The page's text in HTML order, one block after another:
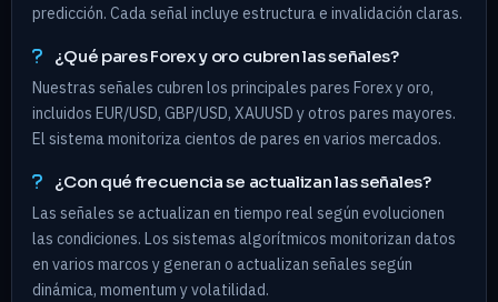
predicción. Cada señal incluye estructura e invalidación claras.
¿Qué pares Forex y oro cubren las señales?
Nuestras señales cubren los principales pares Forex y oro,
incluidos EUR/USD, GBP/USD, XAUUSD y otros pares mayores.
El sistema monitoriza cientos de pares en varios mercados.
¿Con qué frecuencia se actualizan las señales?
Las señales se actualizan en tiempo real según evolucionen
las condiciones. Los sistemas algorítmicos monitorizan datos
en varios marcos y generan o actualizan señales según
dinámica, momentum y volatilidad.